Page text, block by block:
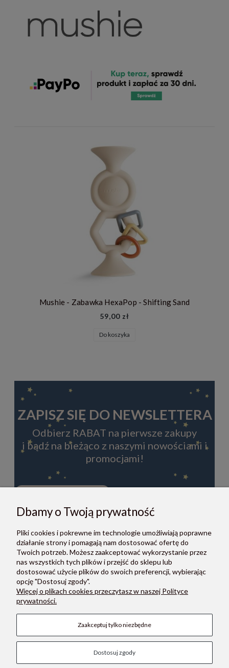
Mushie - Zabawka HexaPop - Shifting Sand
59,00 zł
Do koszyka
ZAPISZ SIĘ DO NEWSLETTERA
Odbierz RABAT na pierwsze zakupy
i bądź na bieżąco z naszymi nowościami i
promocjami!
ZAPISZ SIĘ
Zapisując się do newslettera, akceptujesz Regulamin i Politykę
prywatności.
O NAS
Dbamy o Twoją prywatność
Pliki cookies i pokrewne im technologie umożliwiają poprawne
działanie strony i pomagają nam dostosować ofertę do
Twoich potrzeb. Możesz zaakceptować wykorzystanie przez
nas wszystkich tych plików i przejść do sklepu lub
dostosować użycie plików do swoich preferencji, wybierając
opcję "Dostosuj zgody".
Więcej o plikach cookies przeczytasz w naszej Polityce
prywatności.
Zaakceptuj tylko niezbędne
Dostosuj zgody